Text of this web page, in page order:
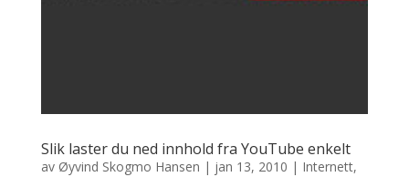
Slik laster du ned innhold fra YouTube enkelt
av Øyvind Skogmo Hansen | jan 13, 2010 | Internett,